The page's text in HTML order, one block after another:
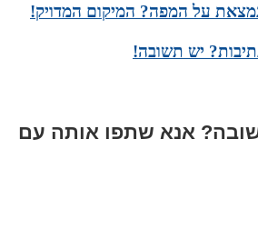
על המפה? המיקום המדויק!
יש תשובה!
אנא שתפו אותה עם